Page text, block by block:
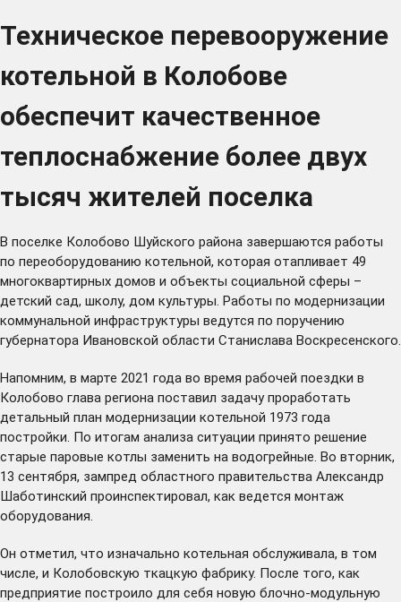
Техническое перевооружение
котельной в Колобове
обеспечит качественное
теплоснабжение более двух
тысяч жителей поселка
В поселке Колобово Шуйского района завершаются работы
по переоборудованию котельной, которая отапливает 49
многоквартирных домов и объекты социальной сферы –
детский сад, школу, дом культуры. Работы по модернизации
коммунальной инфраструктуры ведутся по поручению
губернатора Ивановской области Станислава Воскресенского.
Напомним, в марте 2021 года во время рабочей поездки в
Колобово глава региона поставил задачупроработать
детальный план модернизации котельной 1973 года
постройки. По итогам анализа ситуации принято решение
старые паровые котлы заменить на водогрейные. Во вторник,
13 сентября, зампред областного правительства Александр
Шаботинский проинспектировал, как ведется монтаж
оборудования.
Он отметил, что изначально котельная обслуживала, в том
числе, и Колобовскую ткацкую фабрику. После того, как
предприятие построило для себя новую блочно-модульную